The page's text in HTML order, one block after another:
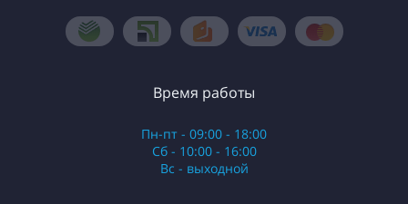
Время работы
Пн-пт - 09:00 - 18:00
Сб - 10:00 - 16:00
Вс - выходной